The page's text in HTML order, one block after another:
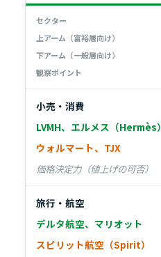
セクター
上アーム（富裕層向け）
下アーム（一般層向け）
観察ポイント
小売・消費
LVMH、エルメス（Hermès）
ウォルマート、TJX
価格決定力（値上げの可否）
旅行・航空
デルタ航空、マリオット
スピリット航空（Spirit）